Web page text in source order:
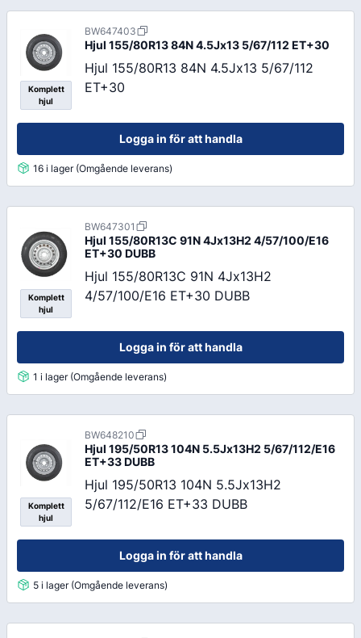
Komplett
hjul
BW647403
Hjul 155/80R13 84N 4.5Jx13 5/67/112 ET+30
Hjul 155/80R13 84N 4.5Jx13 5/67/112
ET+30
Logga in för att handla
16 i lager (Omgående leverans)
Komplett
hjul
BW647301
Hjul 155/80R13C 91N 4Jx13H2 4/57/100/E16
ET+30 DUBB
Hjul 155/80R13C 91N 4Jx13H2
4/57/100/E16 ET+30 DUBB
Logga in för att handla
1 i lager (Omgående leverans)
Komplett
hjul
BW648210
Hjul 195/50R13 104N 5.5Jx13H2 5/67/112/E16
ET+33 DUBB
Hjul 195/50R13 104N 5.5Jx13H2
5/67/112/E16 ET+33 DUBB
Logga in för att handla
5 i lager (Omgående leverans)